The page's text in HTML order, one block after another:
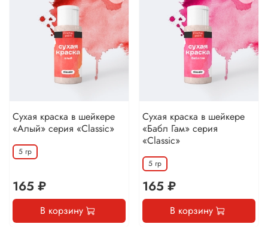
Сухая краска в шейкере
«Алый» серия «Classic»
5 гр
165 ₽
В корзину
Сухая краска в шейкере
«Бабл Гам» серия
«Classic»
5 гр
165 ₽
В корзину